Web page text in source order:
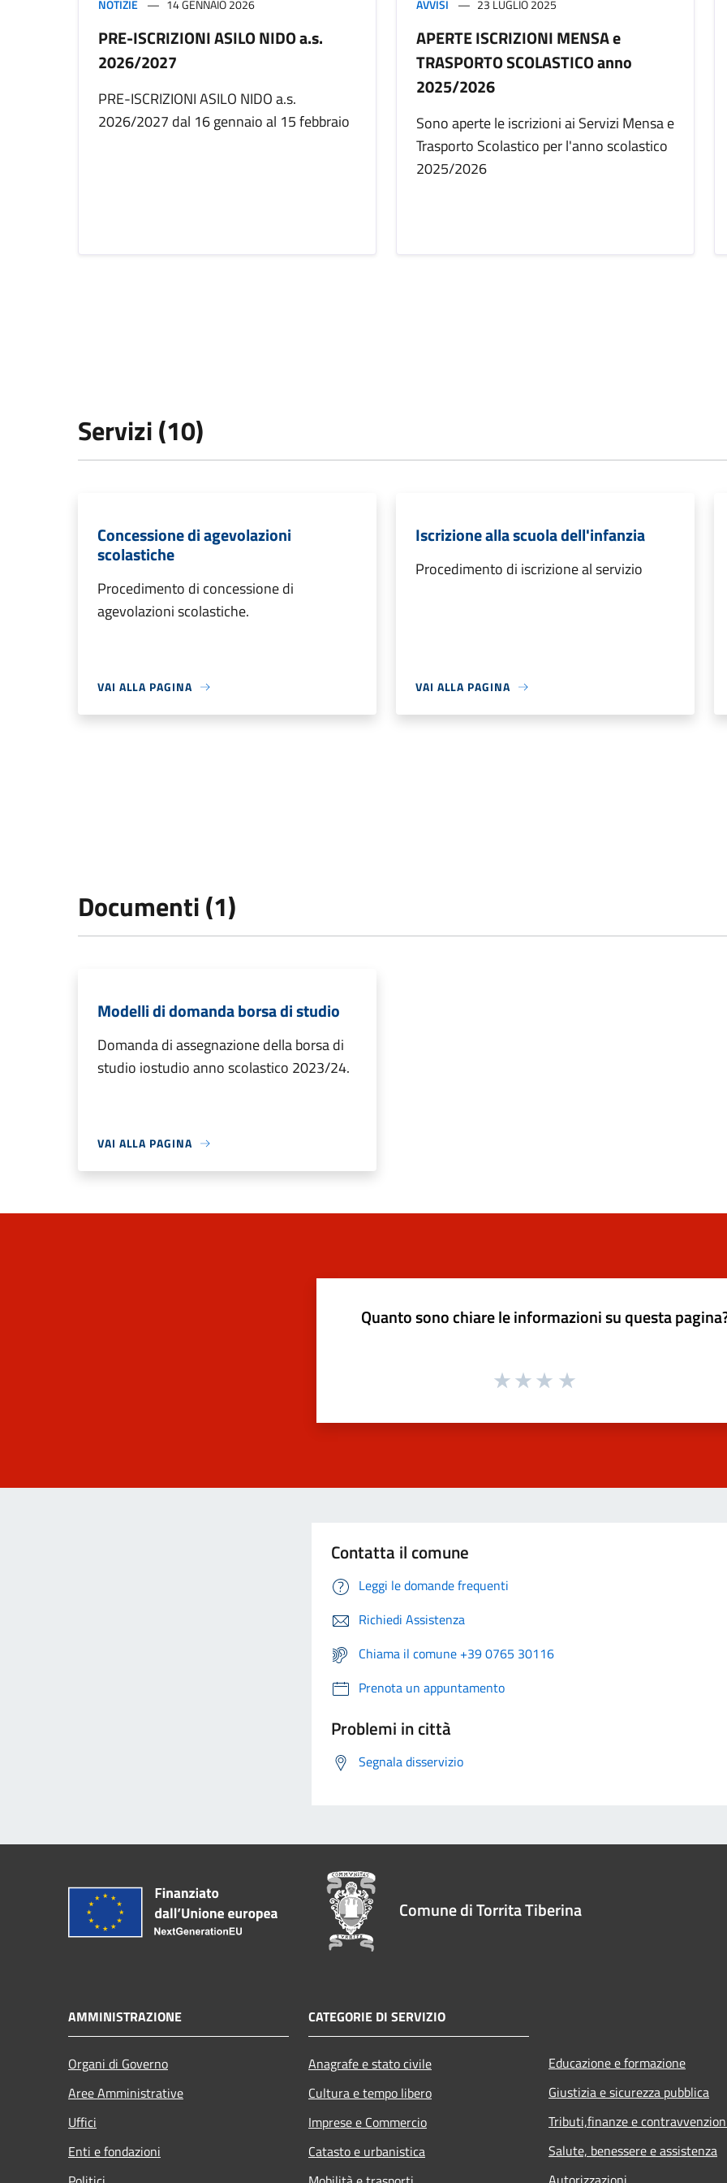
NOTIZIE 14 GENNAIO 2026
PRE-ISCRIZIONI ASILO NIDO a.s.
2026/2027
PRE-ISCRIZIONI ASILO NIDO a.s.
2026/2027 dal 16 gennaio al 15 febbraio
AVVISI 23 LUGLIO 2025
APERTE ISCRIZIONI MENSA e
TRASPORTO SCOLASTICO anno
2025/2026
Sono aperte le iscrizioni ai Servizi Mensa e
Trasporto Scolastico per l'anno scolastico
2025/2026
Servizi (10)
Concessione di agevolazioni
scolastiche
Procedimento di concessione di
agevolazioni scolastiche.
VAI ALLA PAGINA
Iscrizione alla scuola dell'infanzia
Procedimento di iscrizione al servizio
VAI ALLA PAGINA
Documenti (1)
Modelli di domanda borsa di studio
Domanda di assegnazione della borsa di
studio iostudio anno scolastico 2023/24.
VAI ALLA PAGINA
Quanto sono chiare le informazioni su questa
Contatta il comune
Leggi le domande frequenti
Richiedi Assistenza
Chiama il comune +39 0765 30116
Prenota un appuntamento
Problemi in città
Segnala disservizio
Comune di Torrita Tiberina
AMMINISTRAZIONE
Organi di Governo
Aree Amministrative
Uffici
Enti e fondazioni
CATEGORIE DI SERVIZIO
Anagrafe e stato civile
Cultura e tempo libero
Imprese e Commercio
Catasto e urbanistica
Educazione e formazione
Giustizia e sicurezza pubblica
Tributi,finanze e
Salute, benessere e assistenza